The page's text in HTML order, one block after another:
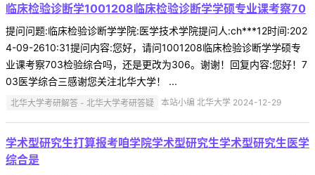
临床检验诊断学1001208临床检验诊断学学硕专业课考察70
提问问题:临床检验诊断学学院:医学技术学院提问人:ch***12时间:202
4-09-2610:31提问内容:您好，请问1001208临床检验诊断学学硕专
业课考察703检验综合吗，还是更改为306。谢谢！回复内容:您好！7
03医学综合三感谢您关注北华大学！ ...
北华大学考研解答 - 北华大学考研答疑 本站小编 北华大学 2024-12-29
学术型研究生打算报考咱学院学术型研究生学术型研究生医学
综合是